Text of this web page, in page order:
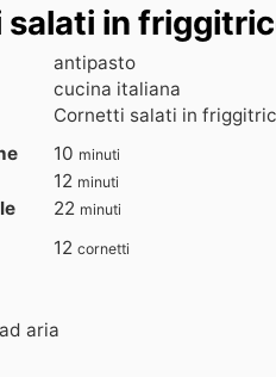
in
antipasto
cucina italiana
Cornetti salati in
10 minuti
12 minuti
22 minuti
12 cornetti
aria